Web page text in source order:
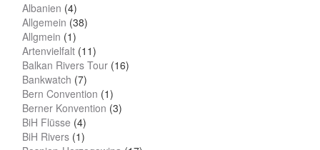
Albanien (4)
Allgemein (38)
Allgmein (1)
Artenvielfalt (11)
Balkan Rivers Tour (16)
Bankwatch (7)
Bern Convention (1)
Berner Konvention (3)
BiH Flüsse (4)
BiH Rivers (1)